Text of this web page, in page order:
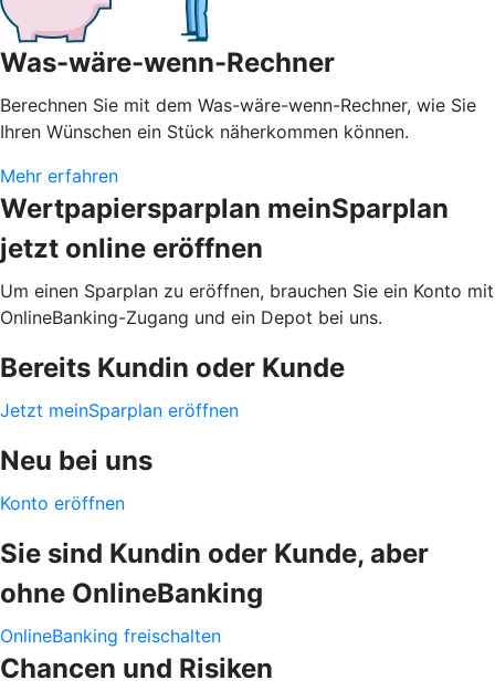
Was-wäre-wenn-Rechner
Berechnen Sie mit dem Was-wäre-wenn-Rechner, wie Sie
Ihren Wünschen ein Stück näherkommen können.
Mehr erfahren
Wertpapiersparplan meinSparplan
jetzt online eröffnen
Um einen Sparplan zu eröffnen, brauchen Sie ein Konto mit
OnlineBanking-Zugang und ein Depot bei uns.
Bereits Kundin oder Kunde
Jetzt meinSparplan eröffnen
Neu bei uns
Konto eröffnen
Sie sind Kundin oder Kunde, aber
ohne OnlineBanking
OnlineBanking freischalten
Chancen und Risiken